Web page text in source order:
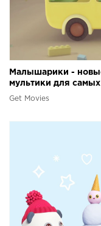
Малышарики -
мультики для
Get Movies